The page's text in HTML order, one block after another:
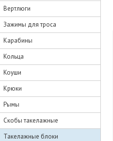
Вертлюги
Зажимы для троса
Карабины
Кольца
Коуши
Крюки
Рымы
Скобы такелажные
Такелажные блоки